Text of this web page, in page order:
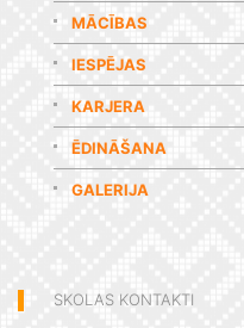
MĀCĪBAS
IESPĒJAS
KARJERA
ĒDINĀŠANA
GALERIJA
SKOLAS KONTAKTI